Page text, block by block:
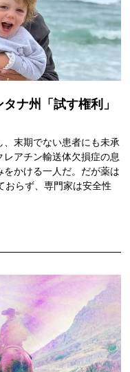
ナ州「試す権利」
末期でない患者にも未承
アチン輸送体欠損症の息
かける一人だ。だが薬は
おらず、専門家は安全性